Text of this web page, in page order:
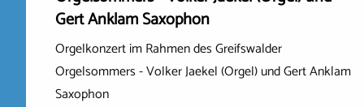
Gert Anklam Saxophon
Orgelkonzert im Rahmen des Greifswalder
Orgelsommers - Volker Jaekel (Orgel) und Gert Anklam
Saxophon